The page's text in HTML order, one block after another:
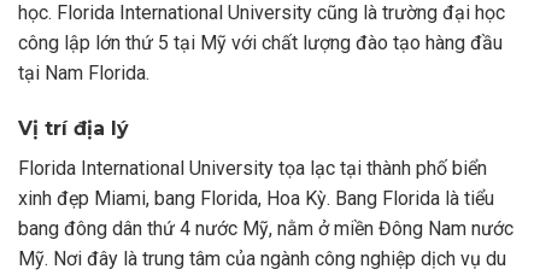
học. Florida International University cũng là trường đại học
công lập lớn thứ 5 tại Mỹ với chất lượng đào tạo hàng đầu
tại Nam Florida.
Vị trí địa lý
Florida International University tọa lạc tại thành phố biển
xinh đẹp Miami, bang Florida, Hoa Kỳ. Bang Florida là tiểu
bang đông dân thứ 4 nước Mỹ, nằm ở miền Đông Nam nước
Mỹ. Nơi đây là trung tâm của ngành công nghiệp dịch vụ du